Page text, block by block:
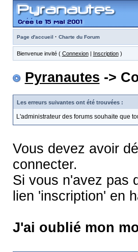
Page d'accueil · Charte du Forum
Bienvenue invité ( Connexion| Inscription)
Pyranautes ->
Les erreurs suivantes ont été trouvées :
L'administrateur des forums souhaite que
Vous devez avoir
connecter.
Si vous n'avez pas
lien 'inscription' en
J'ai oublié mon